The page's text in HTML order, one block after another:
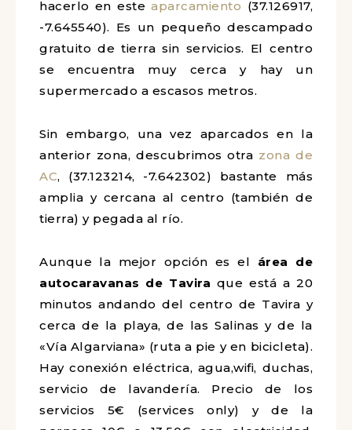
comida está muy rica y hay mucha
variedad.
Para aparcar y pernoctar en Tavira
podéis hacerlo en esteaparcamiento
descampado gratuito de tierra sin
servicios. El centro se encuentra muy
cerca y hay un supermercado a escasos
metros.
anterior zona, descubrimos otra zona
de AC, (37.123214, -7.642302) bastante
más amplia y cercana al centro
(también de tierra) y pegada al río.
Aunque la mejor opción es elárea de
autocaravanas de Tavira
que está a 20
minutos andando del centro de Tavira y